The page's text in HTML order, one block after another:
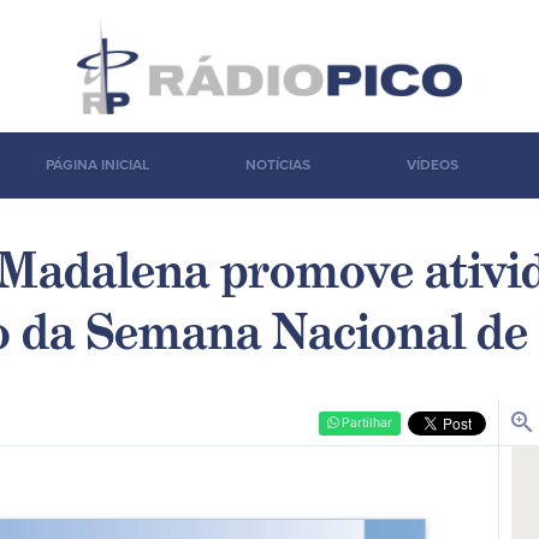
PÁGINA INICIAL NOTÍCIAS VÍDEOS
promove
Semana Nacional
Partilhar zoom_in